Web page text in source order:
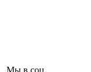
Мы в соц.